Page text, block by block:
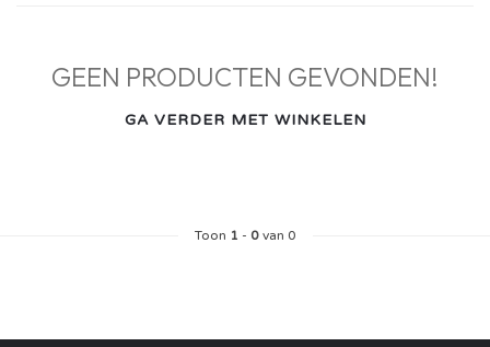
GEEN PRODUCTEN GEVONDEN!
GA VERDER MET WINKELEN
Toon 1 - 0van 0